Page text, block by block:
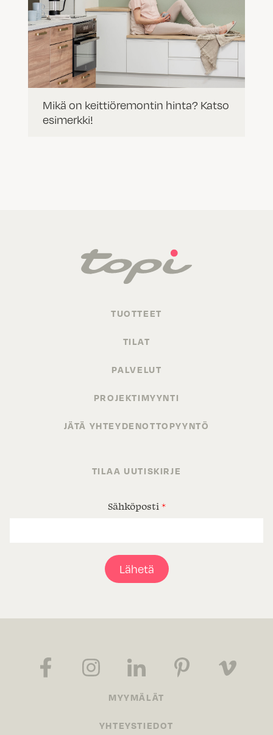
Mikä on keittiöremontin hinta? Katso
esimerkki!
TUOTTEET
TILAT
PALVELUT
PROJEKTIMYYNTI
JÄTÄ YHTEYDENOTTOPYYNTÖ
TILAA UUTISKIRJE
Sähköposti *
Lähetä
MYYMÄLÄT
YHTEYSTIEDOT